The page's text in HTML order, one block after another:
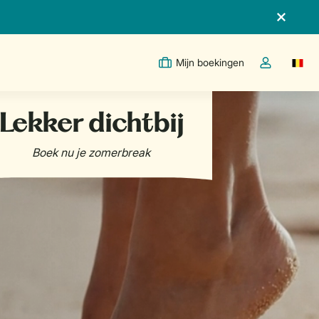
Mijn boekingen
Open de